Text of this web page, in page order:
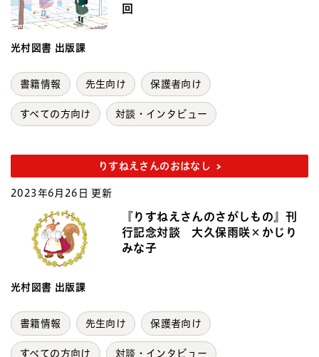
回
光村図書 出版課
書籍情報 先生向け 保護者向け
すべての方向け 対談・インタビュー
りすねえさんのおはなし
2023年6月26日 更新
『りすねえさんのさがしもの』刊
行記念対談 大久保雨咲×かじり
みな子
光村図書 出版課
書籍情報 先生向け 保護者向け
すべての方向け 対談・インタビュー